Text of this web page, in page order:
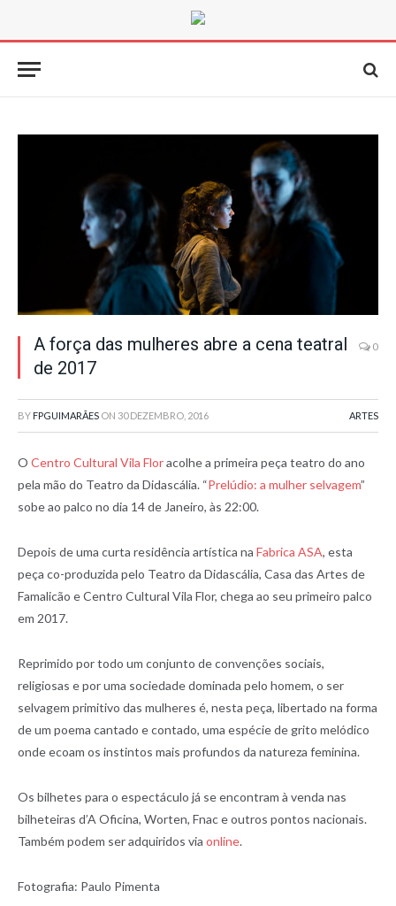
A força das mulheres abre a cena teatral
de 2017
0
BY FPGUIMARÃES ON 30 DEZEMBRO, 2016 ARTES
O Centro Cultural Vila Floracolhe a primeira peça teatro do ano
pela mão do Teatro da Didascália. “Prelúdio: a mulher selvagem”
sobe ao palco no dia 14 de Janeiro, às 22:00.
Depois de uma curta residência artística na Fabrica ASA, esta
peça co-produzida pelo Teatro da Didascália, Casa das Artes de
Famalicão e Centro Cultural Vila Flor, chega ao seu primeiro palco
em 2017.
Reprimido por todo um conjunto de convenções sociais,
religiosas e por uma sociedade dominada pelo homem, o ser
selvagem primitivo das mulheres é, nesta peça, libertado na forma
de um poema cantado e contado, uma espécie de grito melódico
onde ecoam os instintos mais profundos da natureza feminina.
Os bilhetes para o espectáculo já se encontram à venda nas
bilheteiras d’A Oficina, Worten, Fnac e outros pontos nacionais.
Também podem ser adquiridos via online.
Fotografia: Paulo Pimenta